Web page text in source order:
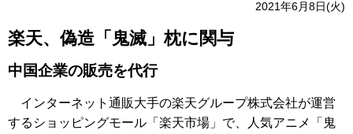
2021年6月8日(火)
楽天、偽造「鬼滅」枕に関与
中国企業の販売を代行
インターネット通販大手の楽天グループ株式会社が運営
するショッピングモール「楽天市場」で、人気アニメ「鬼